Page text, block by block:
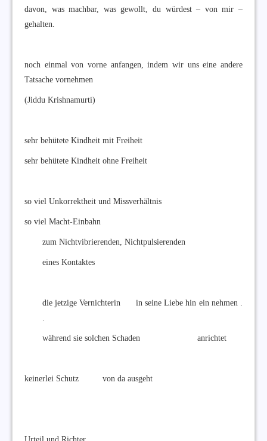
davon, was machbar, was gewollt, du würdest – von mir –
gehalten.
noch einmal von vorne anfangen, indem wir uns eine andere
Tatsache vornehmen
(Jiddu Krishnamurti)
sehr behütete Kindheit mit Freiheit
sehr behütete Kindheit ohne Freiheit
so viel Unkorrektheit und Missverhältnis
so viel Macht-Einbahn
zum Nichtvibrierenden, Nichtpulsierenden
eines Kontaktes
die jetzige Vernichterin in seine Liebe hin ein nehmen .
.
während sie solchen Schaden anrichtet
keinerlei Schutz von da ausgeht